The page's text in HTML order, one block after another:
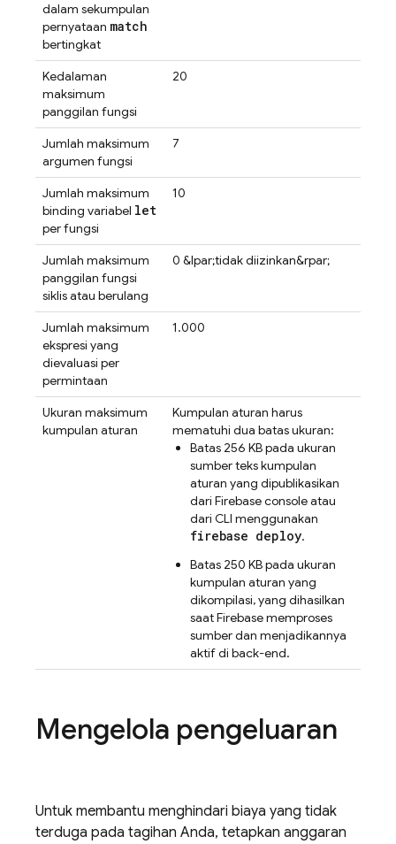
dalam sekumpulan
pernyataan match
bertingkat
Kedalaman
maksimum
panggilan fungsi
20
Jumlah maksimum
argumen fungsi
7
Jumlah maksimum
binding variabel let
per fungsi
10
Jumlah maksimum
panggilan fungsi
siklis atau berulang
0 &lpar;tidak diizinkan&rpar;
Jumlah maksimum
ekspresi yang
dievaluasi per
permintaan
1.000
Ukuran maksimum
kumpulan aturan
Kumpulan aturan harus
mematuhi dua batas ukuran:
Batas 256 KB pada ukuran
sumber teks kumpulan
aturan yang dipublikasikan
dari Firebaseconsole atau
dari CLI menggunakan
firebase deploy.
Batas 250 KB pada ukuran
kumpulan aturan yang
dikompilasi, yang dihasilkan
saat Firebase memproses
sumber dan menjadikannya
aktif di back-end.
Mengelola pengeluaran
Untuk membantu menghindari biaya yang tidak
terduga pada tagihan Anda, tetapkan anggaran